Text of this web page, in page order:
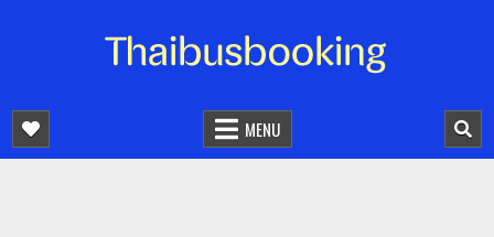
จองตั๋วรถออนไลน์ 24 ชั่วโมง
MENU